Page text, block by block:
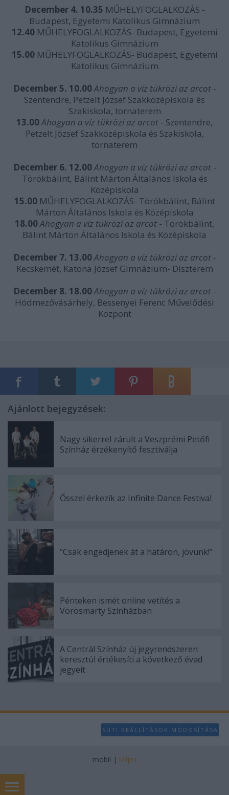
December 4. 10.35 MŰHELYFOGLALKOZÁS -
Budapest, Egyetemi Katolikus Gimnázium
12.40 MŰHELYFOGLALKOZÁS- Budapest, Egyetemi
Katolikus Gimnázium
15.00 MŰHELYFOGLALKOZÁS- Budapest, Egyetemi
Katolikus Gimnázium
December 5. 10.00Ahogyan a víz tükrözi az arcot -
Szentendre, Petzelt József Szakközépiskola és
Szakiskola, tornaterem
13.00Ahogyan a víz tükrözi az arcot - Szentendre,
Petzelt József Szakközépiskola és Szakiskola,
tornaterem
December 6. 12.00Ahogyan a víz tükrözi az arcot-
Törökbálint, Bálint Márton Általános Iskola és
Középiskola
15.00MŰHELYFOGLALKOZÁS- Törökbálint, Bálint
Márton Általános Iskola és Középiskola
18.00Ahogyan a víz tükrözi az arcot - Törökbálint,
Bálint Márton Általános Iskola és Középiskola
December 7. 13.00Ahogyan a víz tükrözi az arcot -
Kecskemét, Katona József Gimnázium- Díszterem
December 8. 18.00Ahogyan a víz tükrözi az arcot-
Hódmezővásárhely, Bessenyei Ferenc Művelődési
Központ
Ajánlott bejegyzések:
Nagy sikerrel zárult a Veszprémi Petőfi
Színház érzékenyítő fesztiválja
Ősszel érkezik az Infinite Dance Festival
"Csak engedjenek át a határon, jövünk!"
Pénteken ismét online vetítés a
Vörösmarty Színházban
A Centrál Színház új jegyrendszeren
keresztül értékesíti a következő évad
jegyeit
SÜTI BEÁLLÍTÁSOK MÓDOSÍTÁSA
mobil | teljes